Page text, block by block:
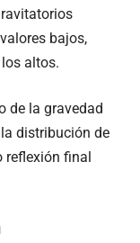
bajos,
altos.
de la gravedad
distribución de
reflexión final